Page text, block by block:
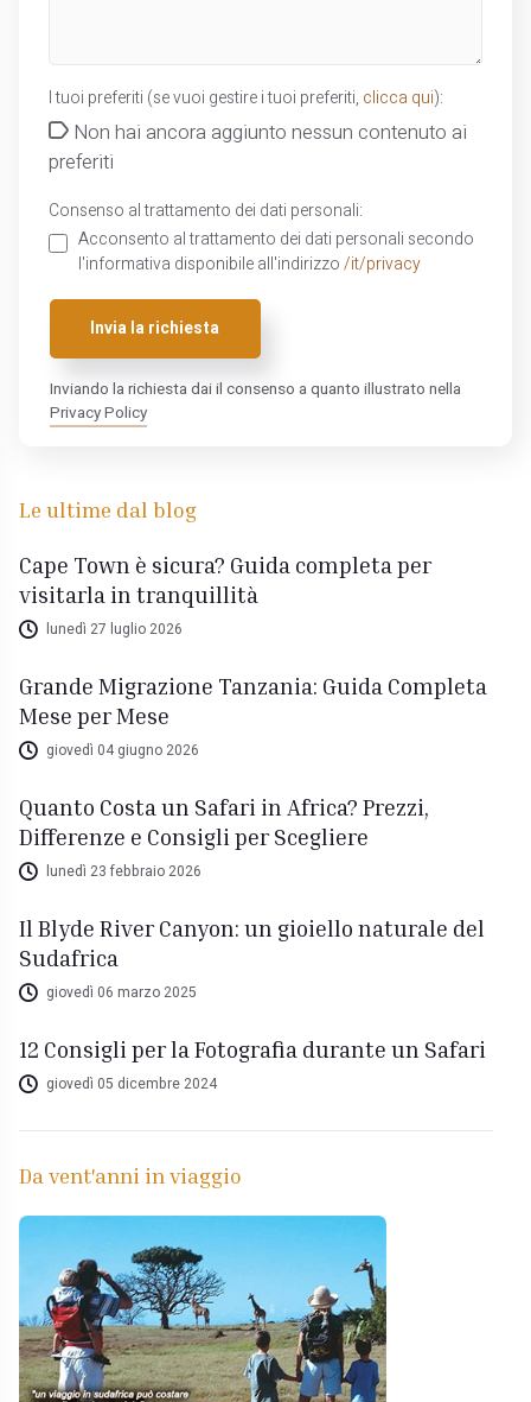
I tuoi preferiti (se vuoi gestire i tuoi preferiti, clicca qui):
Non hai ancora aggiunto nessun contenuto ai
preferiti
Consenso al trattamento dei dati personali:
Acconsento al trattamento dei dati personali secondo
l'informativa disponibile all'indirizzo /it/privacy
Invia la richiesta
Inviando la richiesta dai il consenso a quanto illustrato nella
Privacy Policy
Le ultime dal blog
Cape Town è sicura? Guida completa per
visitarla in tranquillità
lunedì 27 luglio 2026
Grande Migrazione Tanzania: Guida Completa
Mese per Mese
giovedì 04 giugno 2026
Quanto Costa un Safari in Africa? Prezzi,
Differenze e Consigli per Scegliere
lunedì 23 febbraio 2026
Il Blyde River Canyon: un gioiello naturale del
Sudafrica
giovedì 06 marzo 2025
12 Consigli per la Fotografia durante un Safari
giovedì 05 dicembre 2024
Da vent'anni in viaggio